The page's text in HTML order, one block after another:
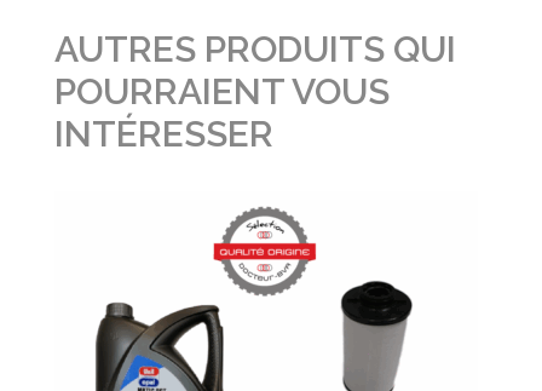
AUTRES PRODUITS QUI
POURRAIENT VOUS
INTÉRESSER